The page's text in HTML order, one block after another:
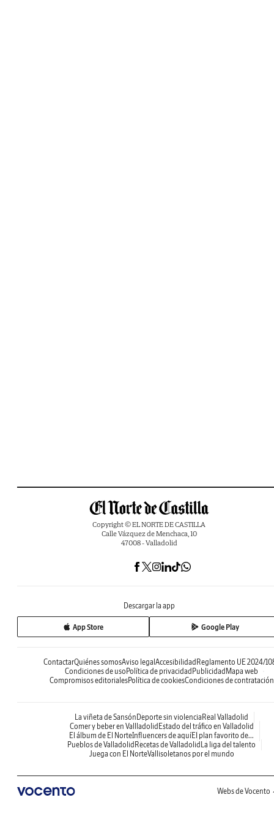
Copyright © EL NORTE DE CASTILLA
Calle Vázquez de Menchaca, 10
47008 - Valladolid
Descargar la app
App Store Google Play
ContactarQuiénes somosAviso legal Accesibilidad Reglamento UE 2024/
Condiciones de uso Política de privacidad Publicidad Mapa web
Compromisos editorialesPolítica de cookiesCondiciones de contratación
La viñeta de Sansón Deporte sin violencia Real Valladolid
Comer y beber en Vallladolid Estado del tráfico en Valladolid
El álbum de El NorteInfluencers de aquíEl plan favorito de...
Pueblos de Valladolid Recetas de Valladolid La liga del talento
Juega con El NorteVallisoletanos por el mundo
Webs de Vocento